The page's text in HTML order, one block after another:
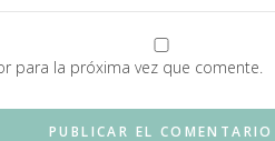
para la próxima vez que comente.